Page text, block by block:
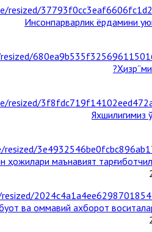
Инсонпарварлик ёрдамини
Яхшилигимиз
ҳожилари маънавият
ва оммавий ахборот